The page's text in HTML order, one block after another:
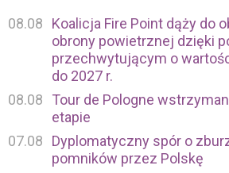
08.08
Koalicja Fire Point dąży do
obrony powietrznej dzięki
przechwytującym o
do 2027 r.
08.08
Tour de Pologne
etapie
07.08
Dyplomatyczny spór o
pomników przez Polskę